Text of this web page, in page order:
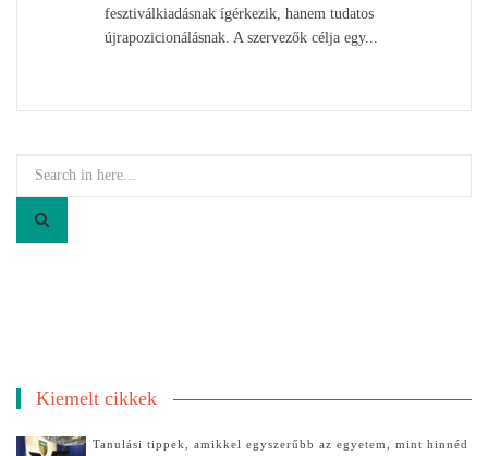
fesztiválkiadásnak ígérkezik, hanem tudatos
újrapozicionálásnak. A szervezők célja egy...
Kiemelt cikkek
Tanulási tippek, amikkel egyszerűbb az egyetem, mint hinnéd